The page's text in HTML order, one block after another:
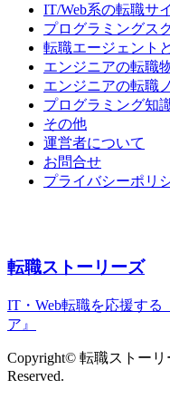
IT/Web系の転職サ
プログラミングス
転職エージェント
エンジニアの転職
エンジニアの転職
プログラミング知
その他
運営者について
お問合せ
プライバシーポリ
転職ストーリーズ
IT・Web転職を応援する
ア』
Copyright© 転職ストー
Reserved.